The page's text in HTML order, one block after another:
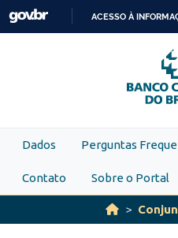
Skip to main content
ACESSO À
Dados Perguntas
Contato Sobre o Portal